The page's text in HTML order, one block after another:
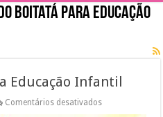
Boitatá para Educação
Educação Infantil
Comentários desativadosem